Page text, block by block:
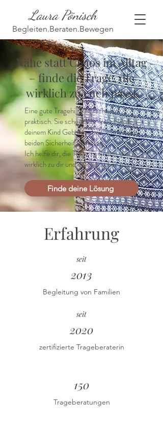
Laura Pönisch
Begleiten.Beraten.Bewegen
Nähe statt Chaos im Alltag
– finde die Trage, die
wirklich zu euch passt
Eine gute Tragehilfe ist nicht nur
praktisch. Sie schenkt dir freie Hände,
deinem Kind Geborgenheit – und euch
beiden Sicherheit im Alltag.
Ich helfe dir, die Trage zu finden, die
wirklich zu dir und deinem Leben passt.
Finde deine Lösung
Erfahrung
seit
2013
Begleitung von Familien
seit
2020
zertifizierte Trageberaterin
150
Trageberatungen